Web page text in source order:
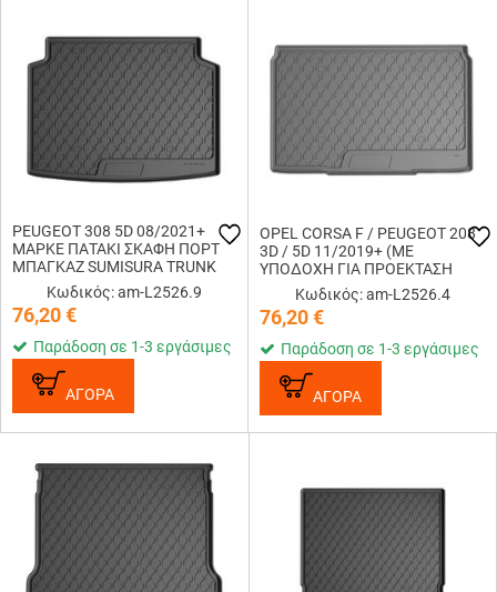
PEUGEOT 308 5D 08/2021+
ΜΑΡΚΕ ΠΑΤΑΚΙ ΣΚΑΦΗ ΠΟΡΤ
ΜΠΑΓΚΑΖ SUMISURA TRUNK
MAT ΑΠΟ ΑΟΣΜΟ, ΜΗ ΤΟΞΙΚΟ,
ΟΙΚΟΛΟΓΙΚΟ ΚΑΙ
ΑΝΑΚΥΚΛΩΣΙΜΟ ΣΥΝΘΕΤΙΚΟ
ΛΑΣΤΙΧΟ ΣΕ Μ...
Κωδικός: am-L2526.9
76,20€
Παράδοση σε 1-3 εργάσιμες
ΑΓΟΡΑ
OPEL CORSA F / PEUGEOT 208
3D / 5D 11/2019+ (ΜΕ
ΥΠΟΔΟΧΗ ΓΙΑ ΠΡΟΕΚΤΑΣΗ
L2519.8+L2519.9) ΣΚΑΦΗ
ΠΟΡΤ ΜΠΑΓΚΑΖ ΜΑΡΚΕ SU
MISURA TRUNK MAT ΑΠΟ
ΑΟΣΜΟ, ΜΗ ...
Κωδικός: am-L2526.4
76,20€
Παράδοση σε 1-3 εργάσιμες
ΑΓΟΡΑ